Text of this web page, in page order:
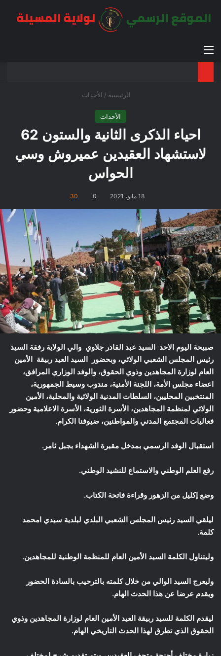
القائمة
الرئيسية / الأحداث
الأحداث
احياء الذكرى الثانية والستون 62
لاستشهاد العقيدين عميروش وسي
الحواس
18 مايو، 2021 0
30
صبيحة اليوم الاحد السيد عبد القادر جلاوي والي الولاية رفقة السيد
رئيس المجلس الشعبي الولائي، وبحضور السيد العيد ربيقة الأمين
العام لوزارة المجاهدين وذوي الحقوق، والوفد الوزاري المرافق،
اعضاء مجلس الأمة، اللجنة الأمنية، مندوب وسيط الجمهورية،
المنتخبين المحليين، السلطات المدنية الولائية والمحلية، الأمين
الولائي لمنظمة المجاهدين، الأسرة الثورية، الأسرة الاعلامية وحضور
فعاليات المجتمع المدني والمواطنين، ضيوفنا الكرام.
استقبال الوفد الرسمي بمدخل مقبرة الشهداء بجبل ثامر.
رفع العلم الوطني والاستماع للنشيد الوطني.
وضع إكليل من الزهور وقراءة فاتحة الكتاب.
ليلقي السيد رئيس المجلس الشعبي البلدي لبلدية سيدي امحمد
كلمة.
وليتناول الكلمة السيد الأمين العام للمنظمة الوطنية للمجاهدين.
وليعرج السيد الوالي من خلال كلمته بالترحيب بالسادة الحضور
ويقدم عرضا عن هذا الحدث الهام.
ليقدم الكلمة للسيد ربيقة العيد الأمين العام لوزارة المجاهدين وذوي
الحقوق الذي تطرق لهذا الحدث التاريخي الهام.